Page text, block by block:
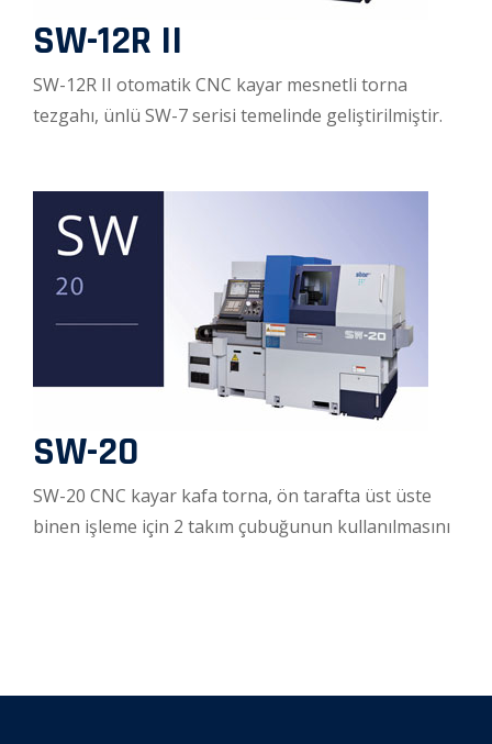
SW-12R II
SW-12R II otomatik CNC kayar mesnetli torna
tezgahı, ünlü SW-7 serisi temelinde geliştirilmiştir.
SW-20
SW-20 CNC kayar kafa torna, ön tarafta üst üste
binen işleme için 2 takım çubuğunun kullanılmasını